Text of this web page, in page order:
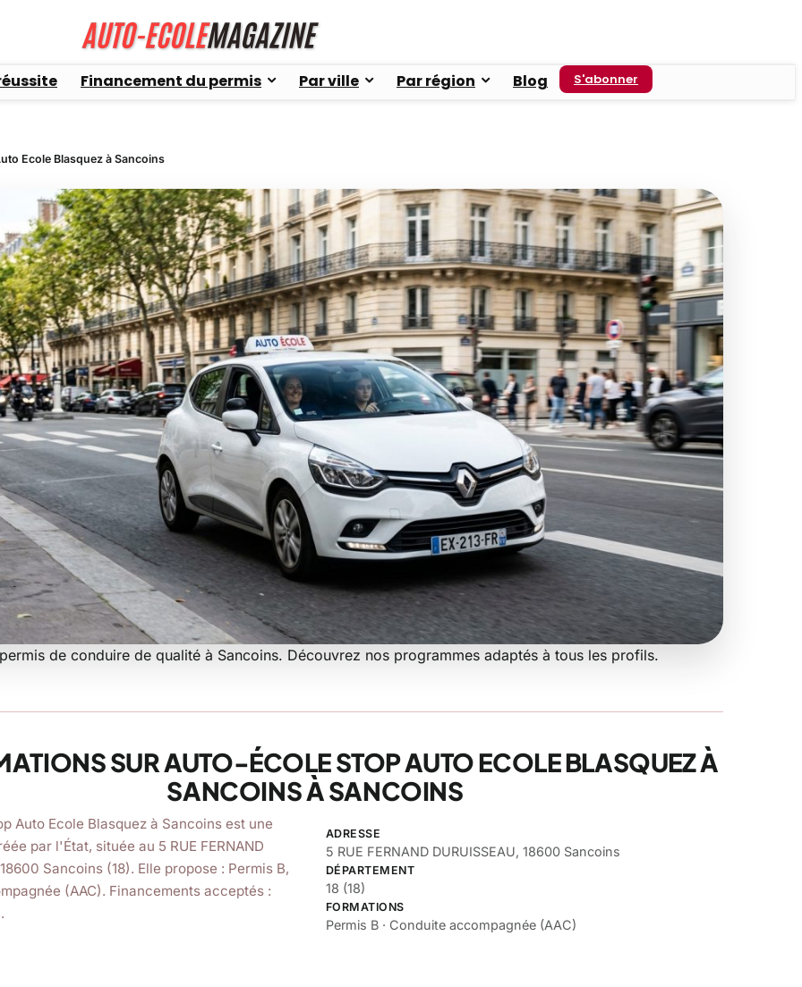
Financement du permis Par ville Par région Blog S'abonner
Ecole Blasquez à Sancoins
école Stop Auto Ecole
à Sancoins
starstar star_half star location_on 5 RUE FERNAND DURUISSEAU, Sancoins
de conduire de qualité à Sancoins. Découvrez nos programmes adaptés à tous les profils.
SUR AUTO-ÉCOLE STOP AUTO ECOLE BLASQUEZ À
SANCOINS À SANCOINS
Auto Ecole Blasquez à Sancoins est une
par l'État, située au 5 RUE FERNAND
18600 Sancoins (18). Elle propose : Permis B,
(AAC). Financements acceptés :
ADRESSE
5 RUE FERNAND DURUISSEAU, 18600 Sancoins
DÉPARTEMENT
18 (18)
FORMATIONS
Permis B · Conduite accompagnée (AAC)